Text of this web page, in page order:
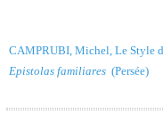
CAMPRUBI, Michel, Le Style
Epistolas familiares (Persée)